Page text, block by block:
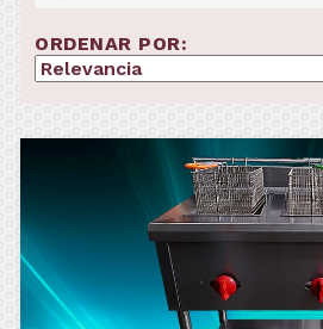
ORDENAR POR: